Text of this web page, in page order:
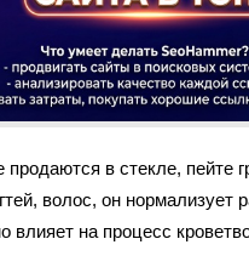
продаются в стекле, пейте
волос, он нормализует
влияет на процесс